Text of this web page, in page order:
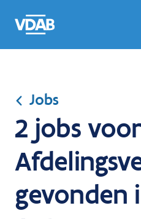
naar
een
een
job
naar
Jobs
2 jobs
gevonden